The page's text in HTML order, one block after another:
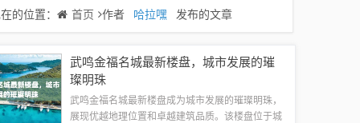
的位置： 首页 作者 哈拉嘿 发布的文章
武鸣金福名城最新楼盘，城市发展的璀
璨明珠
武鸣金福名城最新楼盘成为城市发展的璀璨明珠，
展现优越地理位置和卓越建筑品质。该楼盘位于城